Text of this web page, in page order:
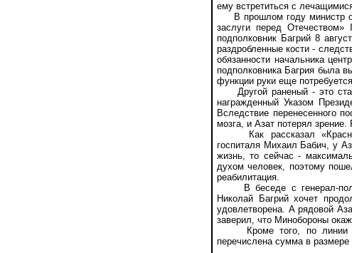
ему встретиться с
В прошлом году министр
заслуги перед Отечеством»
подполковник Багрий 8
раздробленные кости -
обязанности начальника
подполковника Багрия была
функции руки еще
Другой раненый - это
награжденный Указом
Вследствие перенесенного
мозга, и Азат потерял
Как рассказал «Красной
госпиталя Михаил Бабич, у
жизнь, то сейчас -
духом человек, поэтому
реабилитация.
В беседе с генерал-
Николай Багрий хочет
удовлетворена. А рядовой
заверил, что Минобороны
Кроме того, по линии
перечислена сумма в